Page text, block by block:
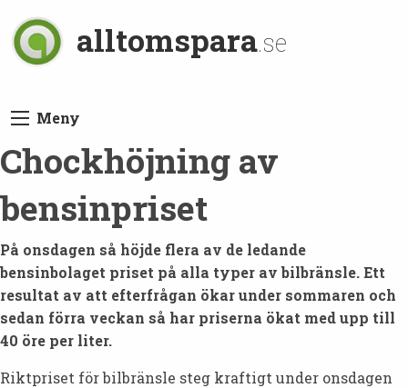
alltomspara.se
Meny
Chockhöjning av
bensinpriset
På onsdagen så höjde flera av de ledande
bensinbolaget priset på alla typer av bilbränsle. Ett
resultat av att efterfrågan ökar under sommaren och
sedan förra veckan så har priserna ökat med upp till
40 öre per liter.
Riktpriset för bilbränsle steg kraftigt under onsdagen